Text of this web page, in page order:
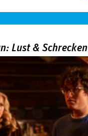
Lust & Schrecken